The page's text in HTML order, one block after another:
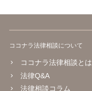
ココナラ法律相談について
ココナラ法律相談とは
法律Q&A
法律相談コラム